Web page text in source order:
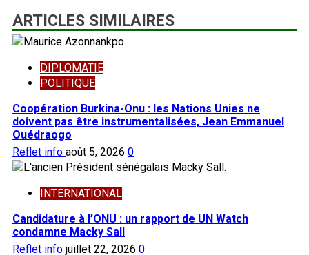
ARTICLES SIMILAIRES
DIPLOMATIE
POLITIQUE
Coopération Burkina-Onu : les Nations Unies ne
doivent pas être instrumentalisées, Jean Emmanuel
Ouédraogo
Reflet info août 5, 2026 0
INTERNATIONAL
Candidature à l’ONU : un rapport de UN Watch
condamne Macky Sall
Reflet info juillet 22, 2026 0